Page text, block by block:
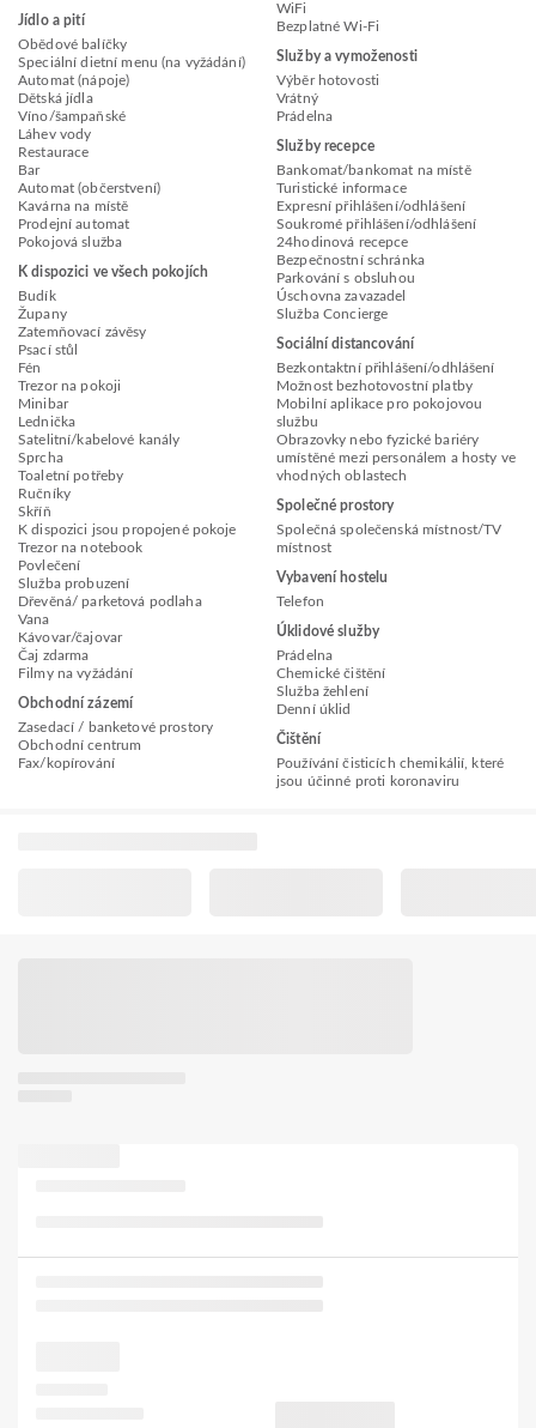
Jídlo a pití
Obědové balíčky
Speciální dietní menu (na vyžádání)
Automat (nápoje)
Dětská jídla
Víno/šampaňské
Láhev vody
Restaurace
Bar
Automat (občerstvení)
Kavárna na místě
Prodejní automat
Pokojová služba
K dispozici ve všech pokojích
Budík
Župany
Zatemňovací závěsy
Psací stůl
Fén
Trezor na pokoji
Minibar
Lednička
Satelitní/kabelové kanály
Sprcha
Toaletní potřeby
Ručníky
Skříň
K dispozici jsou propojené pokoje
Trezor na notebook
Povlečení
Služba probuzení
Dřevěná/ parketová podlaha
Vana
Kávovar/čajovar
Čaj zdarma
Filmy na vyžádání
Obchodní zázemí
Zasedací / banketové prostory
Obchodní centrum
Fax/kopírování
WiFi
Bezplatné Wi-Fi
Služby a vymoženosti
Výběr hotovosti
Vrátný
Prádelna
Služby recepce
Bankomat/bankomat na místě
Turistické informace
Expresní přihlášení/odhlášení
Soukromé přihlášení/odhlášení
24hodinová recepce
Bezpečnostní schránka
Parkování s obsluhou
Úschovna zavazadel
Služba Concierge
Sociální distancování
Bezkontaktní přihlášení/odhlášení
Možnost bezhotovostní platby
Mobilní aplikace pro pokojovou
službu
Obrazovky nebo fyzické bariéry
umístěné mezi personálem a hosty ve
vhodných oblastech
Společné prostory
Společná společenská místnost/TV
místnost
Vybavení hostelu
Telefon
Úklidové služby
Prádelna
Chemické čištění
Služba žehlení
Denní úklid
Čištění
Používání čisticích chemikálií, které
jsou účinné proti koronaviru